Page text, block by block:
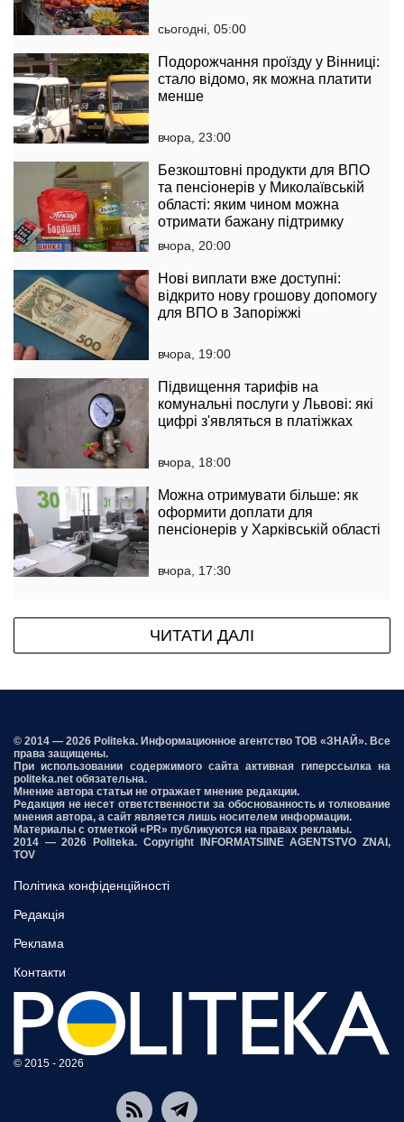
сьогодні, 05:00
Подорожчання проїзду у Вінниці:
стало відомо, як можна платити
менше
вчора, 23:00
Безкоштовні продукти для ВПО
та пенсіонерів у Миколаївській
області: яким чином можна
отримати бажану підтримку
вчора, 20:00
Нові виплати вже доступні:
відкрито нову грошову допомогу
для ВПО в Запоріжжі
вчора, 19:00
Підвищення тарифів на
комунальні послуги у Львові: які
цифрі з'являться в платіжках
вчора, 18:00
Можна отримувати більше: як
оформити доплати для
пенсіонерів у Харківській області
вчора, 17:30
ЧИТАТИ ДАЛІ
© 2014 — 2026 Politeka. Информационное агентство ТОВ «ЗНАЙ». Все
права защищены.
При использовании содержимого сайта активная гиперссылка на
politeka.net обязательна.
Мнение автора статьи не отражает мнение редакции.
Редакция не несет ответственности за обоснованность и толкование
мнения автора, а сайт является лишь носителем информации.
Материалы с отметкой «PR» публикуются на правах рекламы.
2014 — 2026 Politeka. Copyright INFORMATSIINE AGENTSTVO ZNAI,
TOV
Політика конфіденційності
Редакція
Реклама
Контакти
© 2015 - 2026